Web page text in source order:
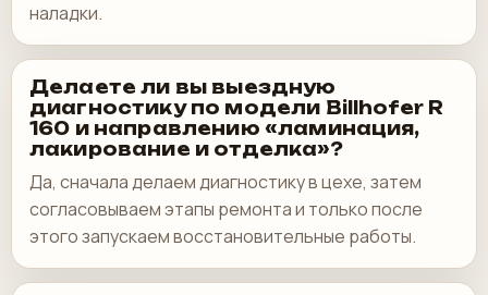
наладки.
Делаете ли вы выездную
диагностику по модели Billhofer R
160 и направлению «ламинация,
лакирование и отделка»?
Да, сначала делаем диагностику в цехе, затем
согласовываем этапы ремонта и только после
этого запускаем восстановительные работы.